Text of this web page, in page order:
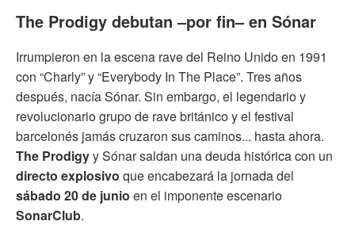
The Prodigy debutan –por fin– en Sónar
Irrumpieron en la escena rave del Reino Unido en 1991
con “Charly” y “Everybody In The Place”. Tres años
después, nacía Sónar. Sin embargo, el legendario y
revolucionario grupo de rave británico y el festival
barcelonés jamás cruzaron sus caminos... hasta ahora.
The Prodigyy Sónar saldan una deuda histórica con un
directo explosivo que encabezará la jornada del
sábado 20 de junio en el imponente escenario
SonarClub.